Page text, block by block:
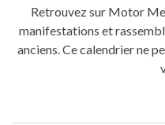
Retrouvez sur Motor
manifestations et
anciens. Ce calendrier ne